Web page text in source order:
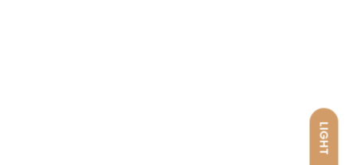
LIGHT